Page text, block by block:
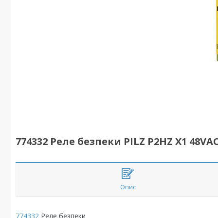
774332 Реле безпеки PILZ P2HZ X1
Опис
774332 Реле безпеки